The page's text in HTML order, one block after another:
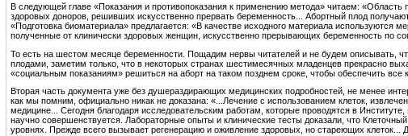
В следующей главе «Показания и противопоказания к применению метода» читаем: «Область
здоровых доноров, решивших искусственно прервать беременность... Абортный плод
«Подготовка биоматериала» предлагается: «В качестве исходного материала используются
полученные от клинически здоровых женщин, искусственно прерывающих беременность по
То есть на шестом месяце беременности. Пощадим нервы читателей и не будем описывать,
плодами, заметим только, что в некоторых странах шестимесячных младенцев прекрасно
«социальным показаниям» решиться на аборт на таком позднем сроке, чтобы обеспечить все
Вторая часть документа уже без душераздирающих медицинских подробностей, не менее
как мы помним, официально никак не доказана: «...Лечение с использованием клеток,
медицине... Сегодня благодаря исследовательским работам, которые проводятся в Институте,
научно совершенствуется. Лабораторные опыты и клинические тесты доказали, что
уровнях. Прежде всего вызывает регенерацию и оживление здоровых, но стареющих клеток...